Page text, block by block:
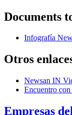
Documents
Infografía
Otros
Newsan IN
Encuentro con
Empresas